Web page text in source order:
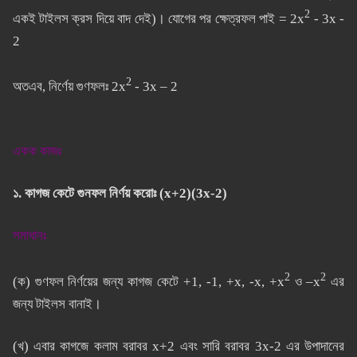
একই টাইলস ক্রস দিয়ে বাদ দেই)। যোগের পর ক্ষেত্রফল পাই = 2x2 - 3x -
2
অতএব, নির্ণেয় গুণফলঃ 2x2- 3x – 2
একক কাজঃ
১. কাগজ কেটে গুনফল নির্ণয় করোঃ (x+2)(3x-2)
সমাধানঃ
(ক) গুণফল নির্ণয়ের জন্য কাগজ কেটে +1, -1, +x, -x, +x2ও –x2 এর
জন্য টাইলস বানাই।
(খ) এবার কাগজে কলাম বরাবর x+2 এবং সারি বরাবর 3x-2 এর উপাদানের